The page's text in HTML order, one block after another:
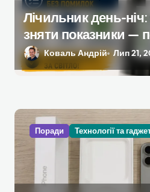
Лічильник день-
зняти показники —
без помилок
Коваль Андрій Лип 21,
Поради Технології та